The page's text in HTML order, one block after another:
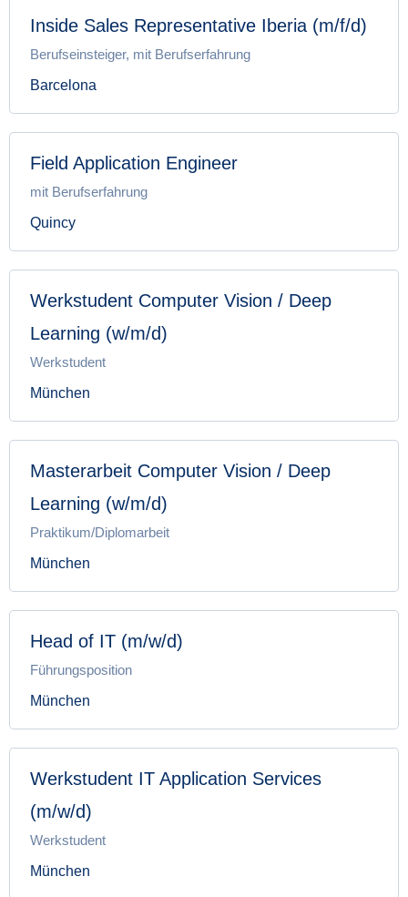
Inside Sales Representative Iberia (m/f/d)
Berufseinsteiger, mit Berufserfahrung
Barcelona
Field Application Engineer
mit Berufserfahrung
Quincy
Werkstudent Computer Vision / Deep
Learning (w/m/d)
Werkstudent
München
Masterarbeit Computer Vision / Deep
Learning (w/m/d)
Praktikum/Diplomarbeit
München
Head of IT (m/w/d)
Führungsposition
München
Werkstudent IT Application Services
(m/w/d)
Werkstudent
München